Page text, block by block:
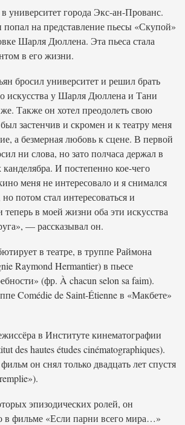
университет города Экс-ан-Прованс.
на представление пьесы «Скупой»
Шарля Дюллена. Эта пьеса стала
в его жизни.
бросил университет и решил брать
искусства у Шарля Дюллена и Тани
Также он хотел преодолеть свою
застенчив и скромен и к театру меня
а безмерная любовь к сцене. В первой
ни слова, но зато полчаса держал в
И постепенно кое-чего
меня не интересовало и я снимался
но потом стал интересоваться и
в моей жизни оба эти искусства
— рассказывал он.
в театре, в труппе Раймона
Raymond Hermantier) в пьесе
(фр. À chacun selon sa faim).
Comédie de Saint-Étienne в «Макбете»
в Институте кинематографии
des hautes études cinématographiques).
он снял только двадцать лет спустя
эпизодических ролей, он
в фильме «Если парни всего мира…»